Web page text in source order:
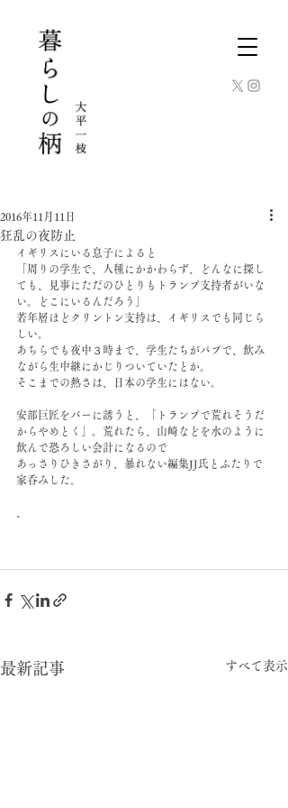
狂乱の夜防止
2016年11月11日
イギリスにいる息子によると
「周りの学生で、人種にかかわらず、どんなに探し
ても、見事にただのひとりもトランプ支持者がいな
い。どこにいるんだろう」
若年層ほどクリントン支持は、イギリスでも同じら
しい。
あちらでも夜中３時まで、学生たちがパブで、飲み
ながら生中継にかじりついていたとか。
そこまでの熱さは、日本の学生にはない。
安部巨匠をバーに誘うと、「トランプで荒れそうだ
からやめとく」。荒れたら、山崎などを水のように
飲んで恐ろしい会計になるので
あっさりひきさがり、暴れない編集JJ氏とふたりで
家呑みした。
最新記事 すべて表示